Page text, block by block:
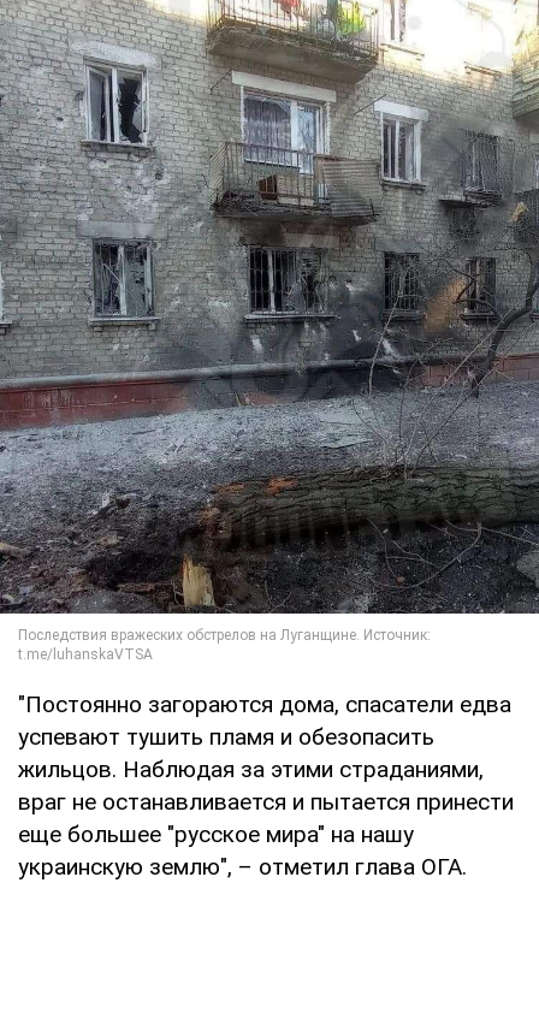
"Постоянно загораются дома, спасатели едва
успевают тушить пламя и обезопасить
жильцов. Наблюдая за этими страданиями,
враг не останавливается и пытается принести
еще большее "русское мира" на нашу
украинскую землю", – отметил глава ОГА.